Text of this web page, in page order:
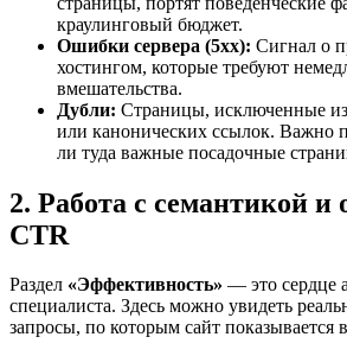
краулинговый бюджет.
Ошибки сервера (5xx): Сигнал о
хостингом, которые требуют
вмешательства.
Дубли: Страницы, исключенные
или канонических ссылок. Важно
ли туда важные посадочные
2. Работа с семантикой и
CTR
Раздел «Эффективность» — это сердце
специалиста. Здесь можно увидеть
запросы, по которым сайт показывается